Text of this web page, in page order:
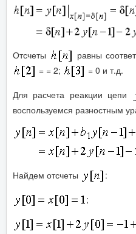
Отсчеты равны
= = 2;
= 0 и т.д.
Для расчета реакции цепи
воспользуемся разностным
Найдем отсчеты
:
;